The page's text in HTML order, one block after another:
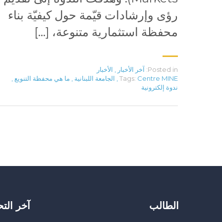
رؤى وإرشادات قيّمة حول كيفيّة بناء
محفظة استثمارية متنوعة، […]
Posted in: آخر الأخبار
الأخبار
Tags: Centre MINE الجامعة اللبنانية ما هي محفظة التنويع
ندوة إلكترونية
الطالب آخر